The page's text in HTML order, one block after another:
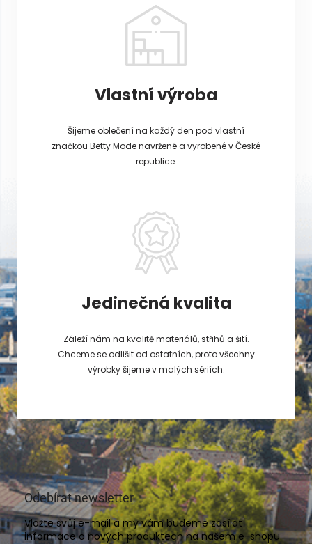
Vlastní výroba
Šijeme oblečení na každý den pod vlastní
značkou Betty Mode navržené a vyrobené v České
republice.
Jedinečná kvalita
Záleží nám na kvalitě materiálů, střihů a šití.
Chceme se odlišit od ostatních, proto všechny
výrobky šijeme v malých sériích.
Odebírat newsletter
Vložte svůj e-mail a my vám budeme zasílat
informace o nových produktech na našem e-shopu.